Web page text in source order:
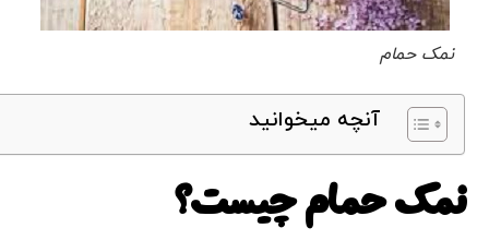
نمک حمام
آنچه میخوانید
نمک حمام چیست؟